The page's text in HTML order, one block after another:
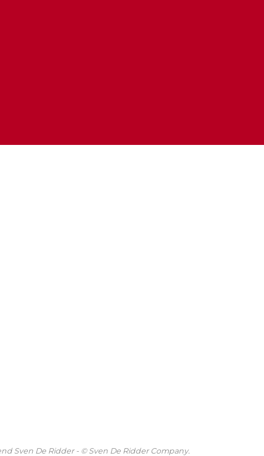
Sven De Ridder - © Sven De Ridder Company.